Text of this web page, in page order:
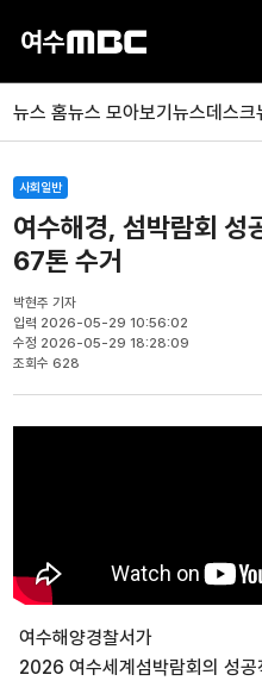
뉴스 홈뉴스 모아보기뉴스데스크
사회일반
여수해경, 섬박람회
67톤 수거
박현주 기자
입력 2026-05-29 10:56:02
수정 2026-05-29 18:28:09
조회수 628
여수해양경찰서가
2026 여수세계섬박람회의 성공